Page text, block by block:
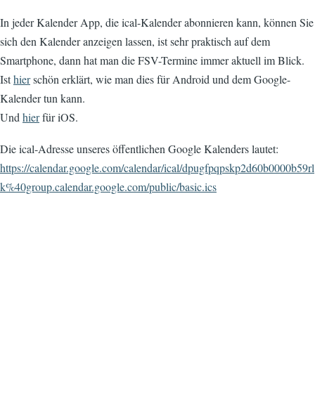
In jeder Kalender App, die ical-Kalender abonnieren kann, können Sie
sich den Kalender anzeigen lassen, ist sehr praktisch auf dem
Smartphone, dann hat man die FSV-Termine immer aktuell im Blick.
Isthierschön erklärt, wie man dies für Android und dem Google-
Kalender tun kann.
Undhierfür iOS.
Die ical-Adresse unseres öffentlichen Google Kalenders lautet:
https://calendar.google.com/calendar/ical/dpugfpqpskp2d60b0000b59rl
k%40group.calendar.google.com/public/basic.ics